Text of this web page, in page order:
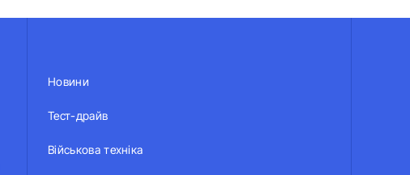
Новини
Тест-драйв
Військова техніка